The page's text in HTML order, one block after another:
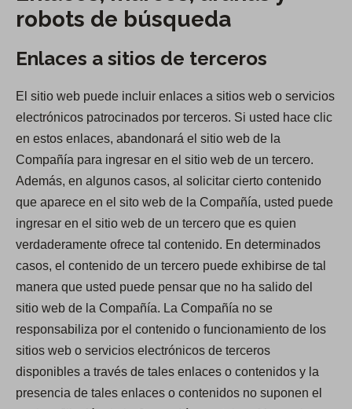
robots de búsqueda
Enlaces a sitios de terceros
El sitio web puede incluir enlaces a sitios web o servicios
electrónicos patrocinados por terceros. Si usted hace clic
en estos enlaces, abandonará el sitio web de la
Compañía para ingresar en el sitio web de un tercero.
Además, en algunos casos, al solicitar cierto contenido
que aparece en el sito web de la Compañía, usted puede
ingresar en el sitio web de un tercero que es quien
verdaderamente ofrece tal contenido. En determinados
casos, el contenido de un tercero puede exhibirse de tal
manera que usted puede pensar que no ha salido del
sitio web de la Compañía. La Compañía no se
responsabiliza por el contenido o funcionamiento de los
sitios web o servicios electrónicos de terceros
disponibles a través de tales enlaces o contenidos y la
presencia de tales enlaces o contenidos no suponen el